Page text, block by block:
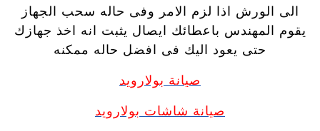
الى الورش اذا لزم الامر وفى حاله سحب الجهاز
يقوم المهندس باعطائك ايصال يثبت انه اخذ جهازك
حتى يعود اليك فى افضل حاله ممكنه
صيانة بولارويد
صيانة شاشات بولارويد